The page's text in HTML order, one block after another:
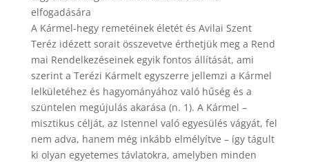
elfogadására
A Kármel-hegy remetéinek életét és Avilai Szent
Teréz idézett sorait összevetve érthetjük meg a Rend
mai Rendelkezéseinek egyik fontos állítását, ami
szerint a Terézi Kármelt egyszerre jellemzi a Kármel
lelkületéhez és hagyományához való hűség és a
szüntelen megújulás akarása (n. 1). A Kármel –
misztikus célját, az Istennel való egyesülés vágyát, fel
nem adva, hanem még inkább elmélyítve – így tágult
ki olyan egyetemes távlatokra, amelyben minden